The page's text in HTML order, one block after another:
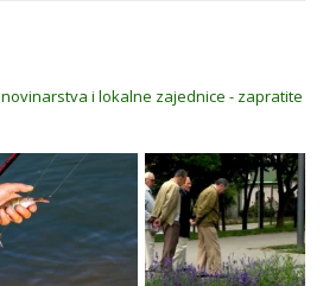
i lokalne zajednice - zapratite